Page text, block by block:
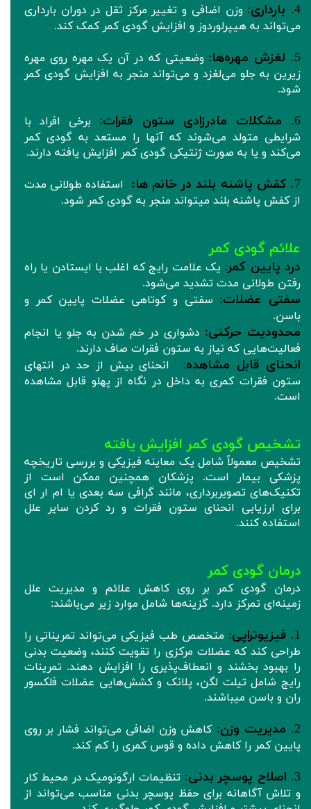
4. بارداری: وزن اضافی و تغییر مرکز ثقل در دوران بارداری
می‌تواند به هیپرلوردوز و افزایش گودی کمر کمک کند.
5. لغزش مهره‌ها: وضعیتی که در آن یک مهره روی مهره
زیرین به جلو می‌لغزد و می‌تواند منجر به افزایش گودی کمر
شود.
6. مشکلات مادرزادی ستون فقرات: برخی افراد با
شرایطی متولد می‌شوند که آنها را مستعد به گودی کمر
می‌کند و یا به صورت ژنتیکی گودی کمر افزایش یافته دارند.
7. کفش پاشنه بلند در خانم ها: استفاده طولانی مدت
از کفش پاشنه بلند میتواند منجر به گودی کمر شود.
علائم گودی کمر
درد پایین کمر: یک علامت رایج که اغلب با ایستادن یا راه
رفتن طولانی مدت تشدید می‌شود.
سفتی عضلات: سفتی و کوتاهی عضلات پایین کمر و
باسن.
محدودیت حرکتی: دشواری در خم شدن به جلو یا انجام
فعالیت‌هایی که نیاز به ستون فقرات صاف دارند.
انحنای قابل مشاهده:
انحنای بیش از حد در انتهای
ستون فقرات کمری به داخل در نگاه از پهلو قابل مشاهده
است.
تشخیص گودی کمر افزایش یافته
تشخیص معمولاً شامل یک معاینه فیزیکی و بررسی تاریخچه
پزشکی بیمار است. پزشکان همچنین ممکن است از
تکنیک‌های تصویربرداری، مانند گرافی سه بعدی یا ام ار ای
برای ارزیابی انحنای ستون فقرات و رد کردن سایر علل
استفاده کنند.
درمان گودی کمر
درمان گودی کمر بر روی کاهش علائم و مدیریت علل
زمینه‌ای تمرکز دارد. گزینه‌ها شامل موارد زیر می‌باشند:
1. فیزیوتراپی: متخصص طب فیزیکی می‌تواند تمریناتی را
طراحی کند که عضلات مرکزی را تقویت کنند، وضعیت بدنی
را بهبود بخشند و انعطاف‌پذیری را افزایش دهند. تمرینات
رایج شامل تیلت لگن، پلانک و کشش‌هایی عضلات فلکسور
ران و باسن میباشند.
2. مدیریت وزن: کاهش وزن اضافی می‌تواند فشار بر روی
پایین کمر را کاهش داده و قوس کمری را کم کند.
3. اصلاح پوسچر بدنی: تنظیمات ارگونومیک در محیط کار
و تلاش‌ آگاهانه برای حفظ پوسچر بدنی مناسب می‌تواند از